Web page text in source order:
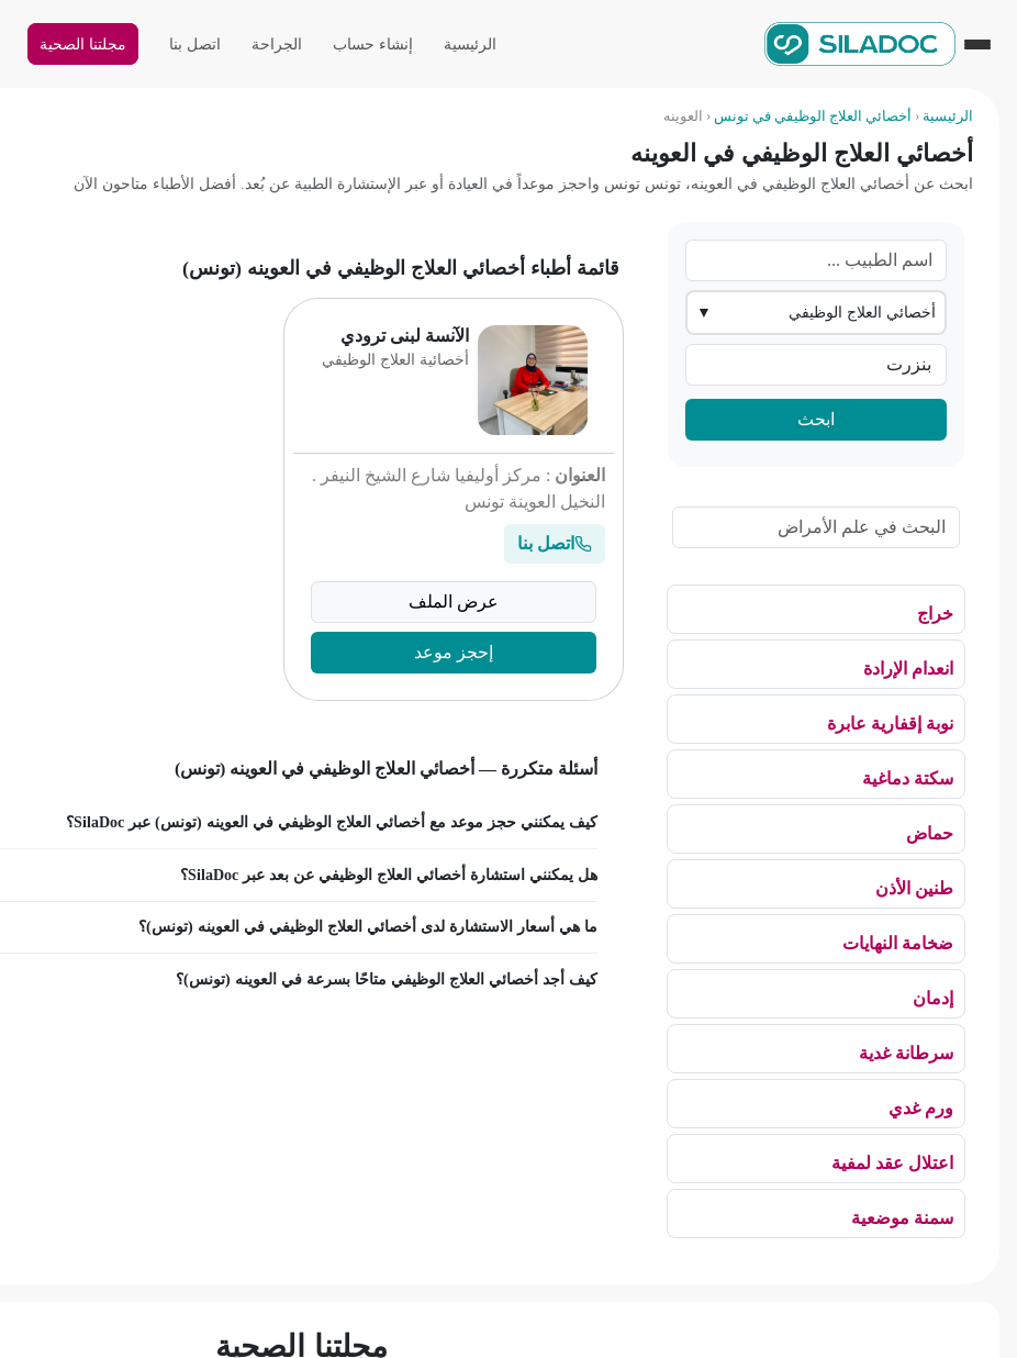
الرئيسية إنشاء حساب الجراحة اتصل بنا مجلتنا الصحية
الرئيسية ‹ أخصائي العلاج الوظيفي في تونس ‹ العوينه
أخصائي العلاج الوظيفي في العوينه
ابحث عن أخصائي العلاج الوظيفي في العوينه، تونس تونس واحجز موعداً في العيادة أو عبر الإستشارة الطبية عن بُعد. أفضل الأطباء متاحون الآن
أخصائي العلاج الوظيفي ▼
ابحث
خراج
انعدام الإرادة
نوبة إقفارية عابرة
سكتة دماغية
حماض
طنين الأذن
ضخامة النهايات
إدمان
سرطانة غدية
ورم غدي
اعتلال عقد لمفية
سمنة موضعية
قائمة أطباء أخصائي العلاج الوظيفي في العوينه (تونس)
الآنسة لبنى ترودي
أخصائية العلاج الوظيفي
العنوان : مركز أوليفيا شارع الشيخ النيفر .
النخيل العوينة تونس
اتصل بنا
عرض الملف
إحجز موعد
أسئلة متكررة — أخصائي العلاج الوظيفي في العوينه (تونس)
كيف يمكنني حجز موعد مع أخصائي العلاج الوظيفي في العوينه (تونس) عبر SilaDoc؟
هل يمكنني استشارة أخصائي العلاج الوظيفي عن بعد عبر SilaDoc؟
ما هي أسعار الاستشارة لدى أخصائي العلاج الوظيفي في العوينه (تونس)؟
كيف أجد أخصائي العلاج الوظيفي متاحًا بسرعة في العوينه (تونس)؟
مجلتنا الصحية